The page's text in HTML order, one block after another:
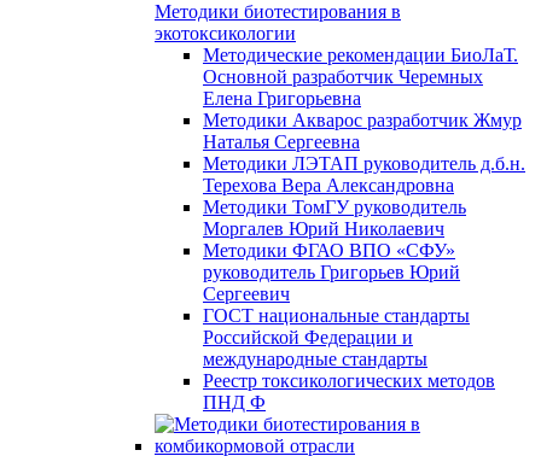
Методики биотестирования в
экотоксикологии
Методические рекомендации БиоЛаТ.
Основной разработчик Черемных
Елена Григорьевна
Методики Акварос разработчик Жмур
Наталья Сергеевна
Методики ЛЭТАП руководитель д.б.н.
Терехова Вера Александровна
Методики ТомГУ руководитель
Моргалев Юрий Николаевич
Методики ФГАО ВПО «СФУ»
руководитель Григорьев Юрий
Сергеевич
ГОСТ национальные стандарты
Российской Федерации и
международные стандарты
Реестр токсикологических методов
ПНД Ф